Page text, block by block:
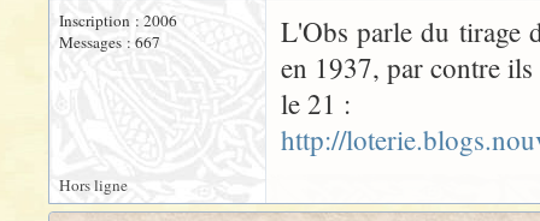
Inscription : 2006
Messages : 667
L'Obs parle du tirage
en 1937, par contre
le 21 :
http://
Hors ligne